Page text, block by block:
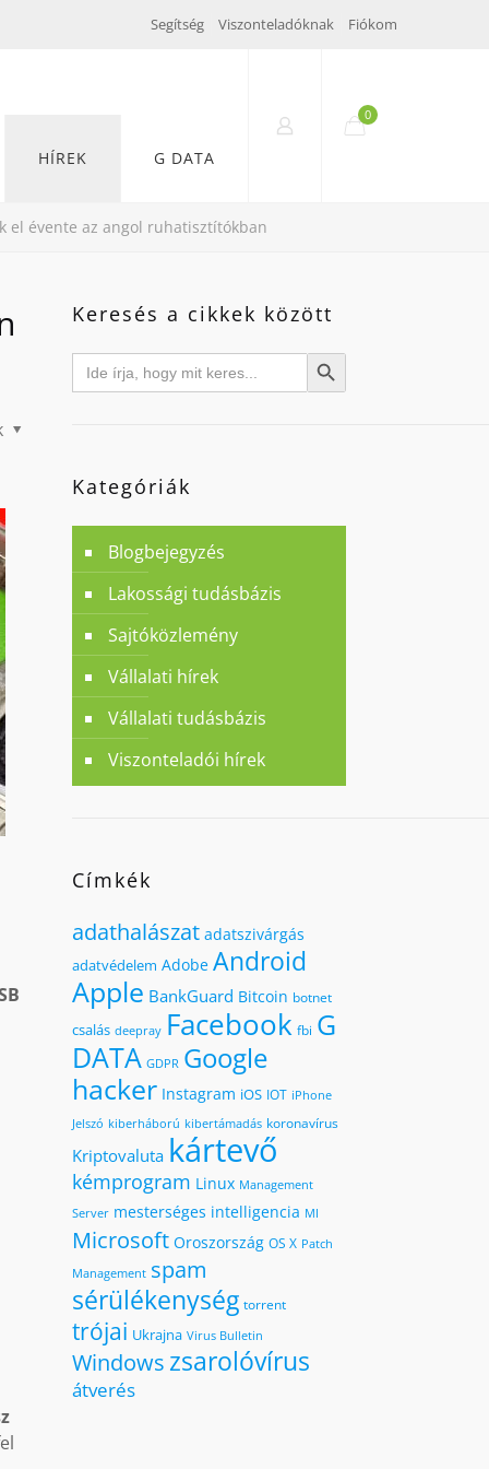
Segítség Viszonteladóknak Fiókom
HÍREK G DATA
0
el évente az angol ruhatisztítókban
Keresés a cikkek között
Search
for: Search Button
Kategóriák
Blogbejegyzés
Lakossági tudásbázis
Sajtóközlemény
Vállalati hírek
Vállalati tudásbázis
Viszonteladói hírek
Címkék
adathalászat adatszivárgás
adatvédelem Adobe Android
Apple BankGuard Bitcoin botnet
csalás deepray Facebook fbi G
DATA GDPR Google
hacker Instagram iOS IOT iPhone
Jelszó kiberháború kibertámadás koronavírus
Kriptovaluta kártevő
kémprogram Linux Management
Server mesterséges intelligencia MI
Microsoft Oroszország OS X Patch
Management spam
sérülékenység torrent
trójai Ukrajna Virus Bulletin
Windowszsarolóvírus
átverés